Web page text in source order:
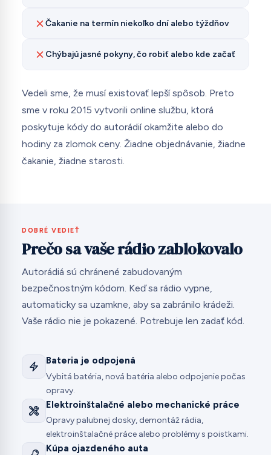
Čakanie na termín niekoľko dní alebo týždňov
Chýbajú jasné pokyny, čo robiť alebo kde začať
Vedeli sme, že musí existovať lepší spôsob. Preto
sme v roku 2015 vytvorili online službu, ktorá
poskytuje kódy do autorádií okamžite alebo do
hodiny za zlomok ceny. Žiadne objednávanie, žiadne
čakanie, žiadne starosti.
DOBRÉ VEDIEŤ
Prečo sa vaše rádio zablokovalo
Autorádiá sú chránené zabudovaným
bezpečnostným kódom. Keď sa rádio vypne,
automaticky sa uzamkne, aby sa zabránilo krádeži.
Vaše rádio nie je pokazené. Potrebuje len zadať kód.
Bateria je odpojená
Vybitá batéria, nová batéria alebo odpojenie počas
opravy.
Elektroinštalačné alebo mechanické práce
Opravy palubnej dosky, demontáž rádia,
elektroinštalačné práce alebo problémy s poistkami.
Kúpa ojazdeného auta